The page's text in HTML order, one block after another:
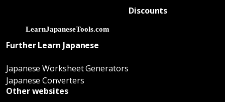
Discounts
Further Learn Japanese
Japanese Worksheet Generators
Japanese Converters
Other websites